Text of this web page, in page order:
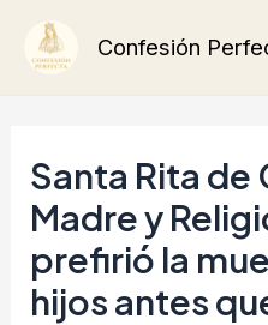
Confesión
Santa Rita de
Madre y
prefirió la
hijos antes